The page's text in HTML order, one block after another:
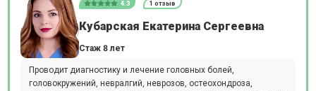
4.3 1 отзыв
Кубарская Екатерина Сергеевна
Стаж 8 лет
Проводит диагностику и лечение головных болей,
головокружений, невралгий, неврозов, остеохондроза,